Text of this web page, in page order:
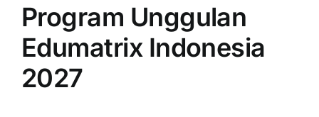
Program Unggulan
Edumatrix Indonesia
2027